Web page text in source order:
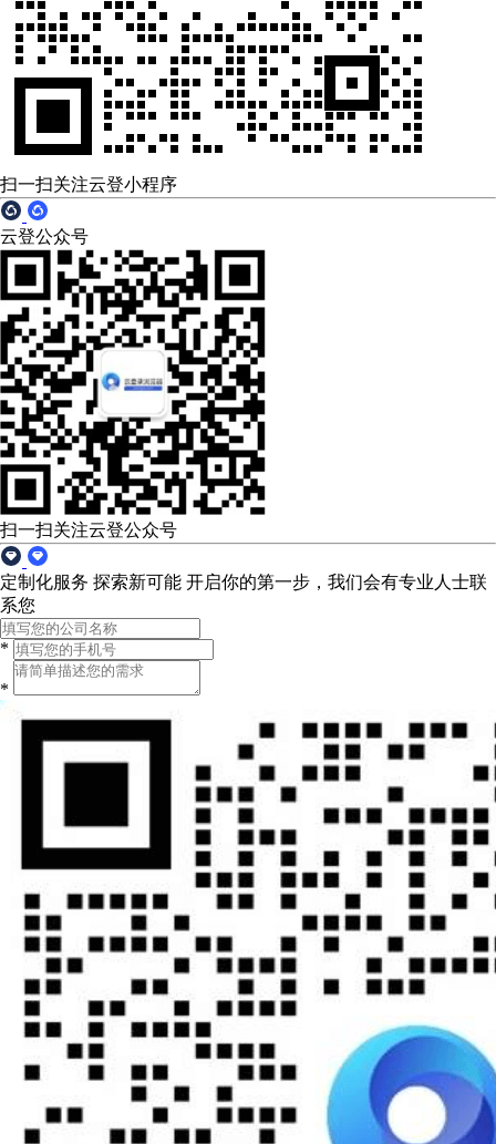
扫一扫关注云登小程序
云登公众号
扫一扫关注云登公众号
定制化服务 探索新可能 开启你的第一步，我们会有专业人士联
系您
*
*